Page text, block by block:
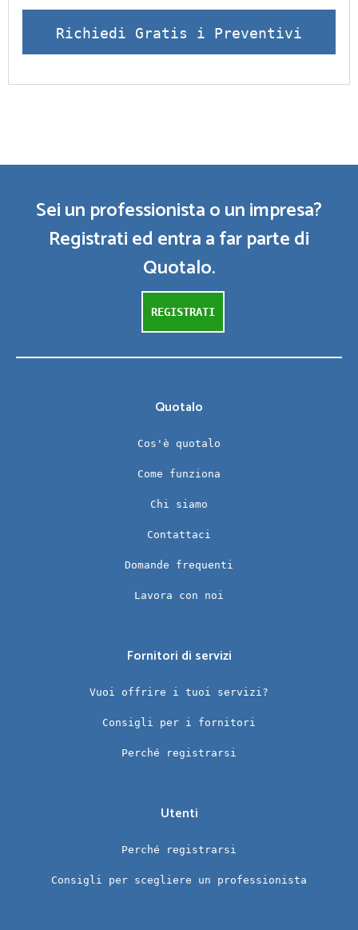
Richiedi Gratis i Preventivi
Sei un professionista o un impresa?
Registrati ed entra a far parte di
Quotalo.
REGISTRATI
Quotalo
Cos'è quotalo
Come funziona
Chi siamo
Contattaci
Domande frequenti
Lavora con noi
Fornitori di servizi
Vuoi offrire i tuoi servizi?
Consigli per i fornitori
Perché registrarsi
Utenti
Perché registrarsi
Consigli per scegliere un professionista